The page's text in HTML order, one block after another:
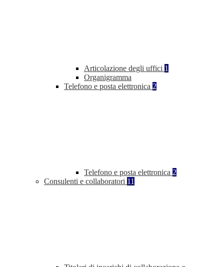
Articolazione degli uffici 1
Organigramma
Telefono e posta elettronica 2
Telefono e posta elettronica 2
Consulenti e collaboratori 11